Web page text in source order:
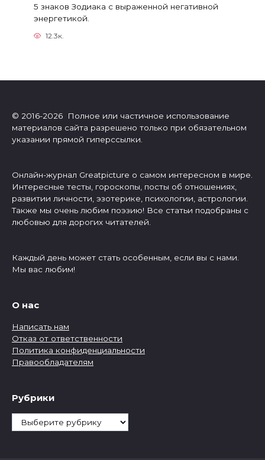
5 знаков Зодиака с выраженной негативной
энергетикой.
12.3к.
© 2016-2026 Полное или частичное использование
материалов сайта разрешено только при обязательном
указании прямой гиперссылки.
Онлайн-журнал Greatpicture о самом интересном в мире.
Интересные тесты, гороскопы, посты об отношениях,
развитии личности, эзотерике, психологии, астрологии.
Также мы очень любим поэзию! Все статьи подобраны с
любовью для дорогих читателей.
Каждый день может стать особенным, если вы с нами.
Мы вас любим!
О нас
Написать нам
Отказ от ответственности
Политика конфиденциальности
Правообладателям
Рубрики
Рубрики